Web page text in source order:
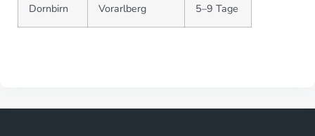
Dornbirn Vorarlberg 5–9 Tage